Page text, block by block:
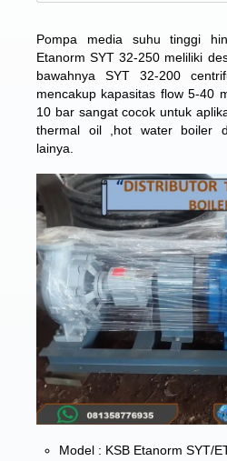
Pompa media suhu tinggi
Etanorm SYT 32-250 meliliki
bawahnya SYT 32-200
mencakup kapasitas flow 5-40
10 bar sangat cocok untuk
thermal oil ,hot water boiler
lainya.
Model : KSB Etanorm SYT/